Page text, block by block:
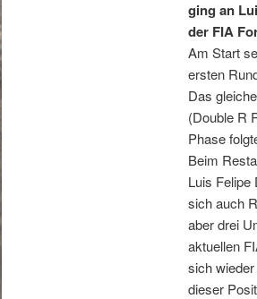
ging an
der FIA
Am Start
ersten
Das
(Double R
Phase
Beim
Luis Felipe
sich auch
aber drei
aktuellen
sich
dieser